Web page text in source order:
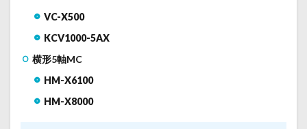
VC-X500
KCV1000-5AX
横形5軸MC
HM-X6100
HM-X8000